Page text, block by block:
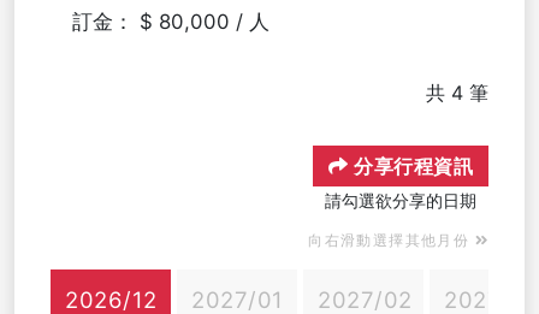
訂金： $ 80,000 / 人
共 4 筆
分享行程資訊
請勾選欲分享的日期
向右滑動選擇其他月份
2026/12 2027/01 2027/02 2027/03